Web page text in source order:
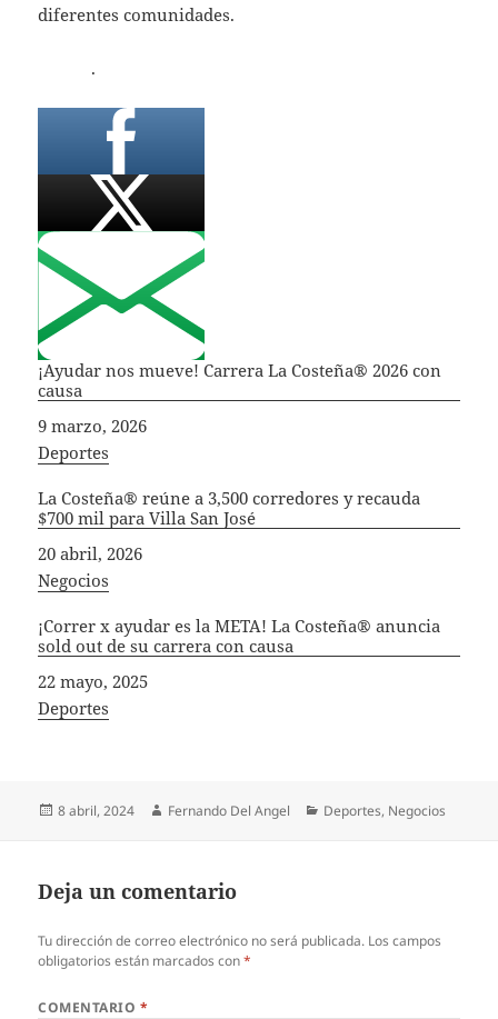
diferentes comunidades.
.
¡Ayudar nos mueve! Carrera La Costeña® 2026 con
causa
Fecha
9 marzo, 2026
In relation to
Deportes
La Costeña® reúne a 3,500 corredores y recauda
$700 mil para Villa San José
Fecha
20 abril, 2026
In relation to
Negocios
¡Correr x ayudar es la META! La Costeña® anuncia
sold out de su carrera con causa
Fecha
22 mayo, 2025
In relation to
Deportes
Publicado
8 abril, 2024 Autor
Fernando Del Angel Categorías
Deportes, Negocios
Deja un comentario
Tu dirección de correo electrónico no será publicada. Los campos
obligatorios están marcados con*
COMENTARIO *